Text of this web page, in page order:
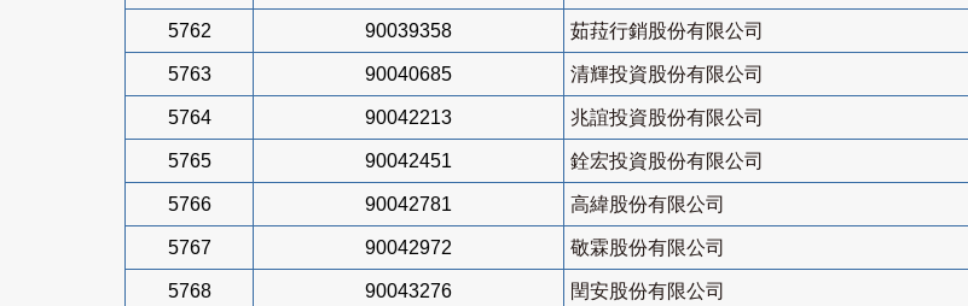
5762 90039358 茹菈行銷股份有限公司
5763 90040685 清輝投資股份有限公司
5764 90042213 兆誼投資股份有限公司
5765 90042451 銓宏投資股份有限公司
5766 90042781 高緯股份有限公司
5767 90042972 敬霖股份有限公司
5768 90043276 閏安股份有限公司